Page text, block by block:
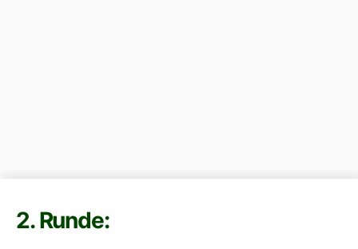
2. Runde: